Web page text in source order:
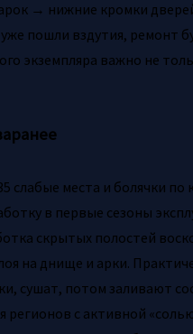
→ нижние кромки
пошли вздутия, ремонт
экземпляра важно не
слабые места и болячки
в первые сезоны
скрытых полостей
на днище и арки.
сушат, потом заливают
регионов с активной